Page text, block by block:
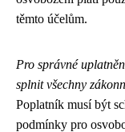
těmto účelům.
Pro správné
splnit všechny
Poplatník musí být
podmínky pro